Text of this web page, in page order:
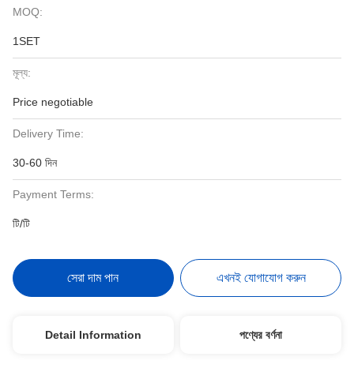
MOQ:
1SET
মূল্য:
Price negotiable
Delivery Time:
30-60 দিন
Payment Terms:
টি/টি
সেরা দাম পান এখনই যোগাযোগ করুন
Detail Information পণ্যের বর্ণনা